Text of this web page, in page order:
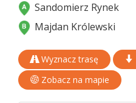
Sandomierz Rynek
Majdan Królewski
Wyznacz trasę
Zobacz na mapie